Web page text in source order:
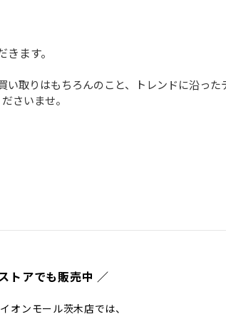
ます。
取りはもちろんのこと、トレンドに沿った
さいませ。
トアでも販売中 ／
オンモール茨木店では、